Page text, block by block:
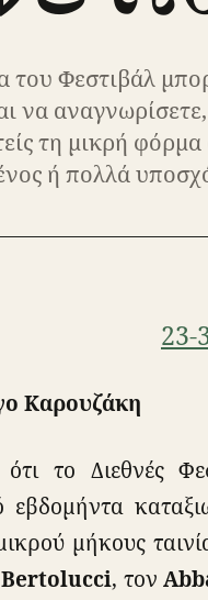
του Φεστιβάλ
να
τη μικρή
ή πολλά
Καρουζάκη
το Διεθνές
μήκους
, τον